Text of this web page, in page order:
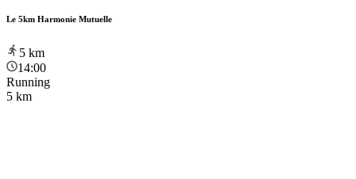
Le 5km Harmonie Mutuelle
5 km
14:00
Running
5 km